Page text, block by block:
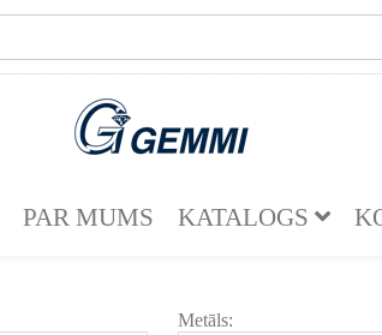
PAR MUMS KATALOGS
Metāls: